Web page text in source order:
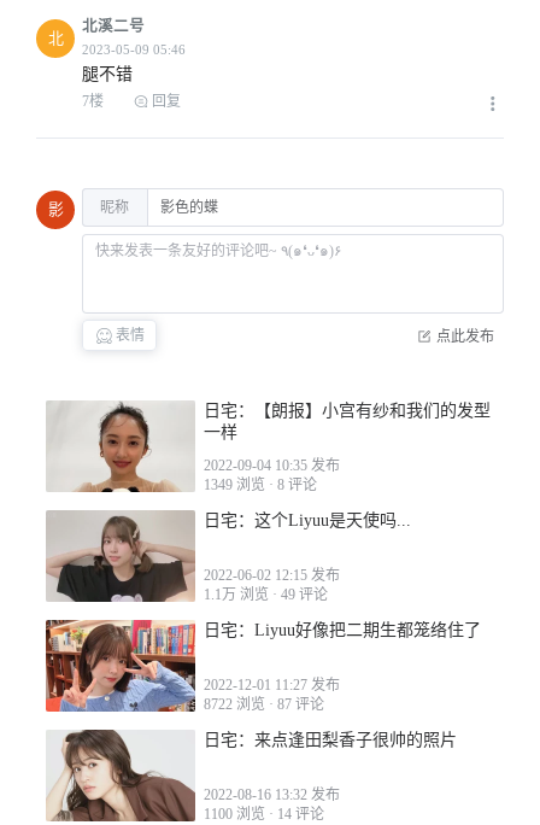
2023-05-06 17:48
北
北溪二号
腿不错
7楼 回复
影 昵称
表情 点此发布
日宅：【朗报】小宫有纱和我们的发型
一样
2022-09-04 10:35 发布
1349 浏览 · 8 评论
日宅：这个Liyuu是天使吗...
2022-06-02 12:15 发布
1.1万 浏览 · 49 评论
日宅：Liyuu好像把二期生都笼络住了
2022-12-01 11:27 发布
8722 浏览 · 87 评论
日宅：来点逢田梨香子很帅的照片
2022-08-16 13:32 发布
1100 浏览 · 14 评论